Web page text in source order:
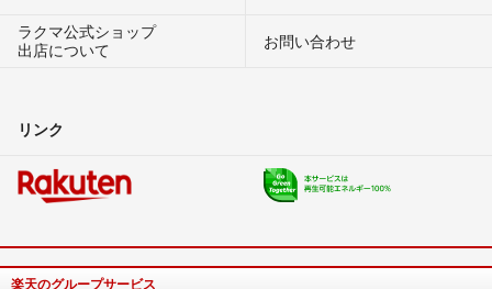
ラクマ公式ショップ
出店について
お問い合わせ
リンク
楽天のグループサービス